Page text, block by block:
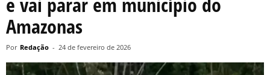
Amazonas
Por Redação - 24 de fevereiro de 2026